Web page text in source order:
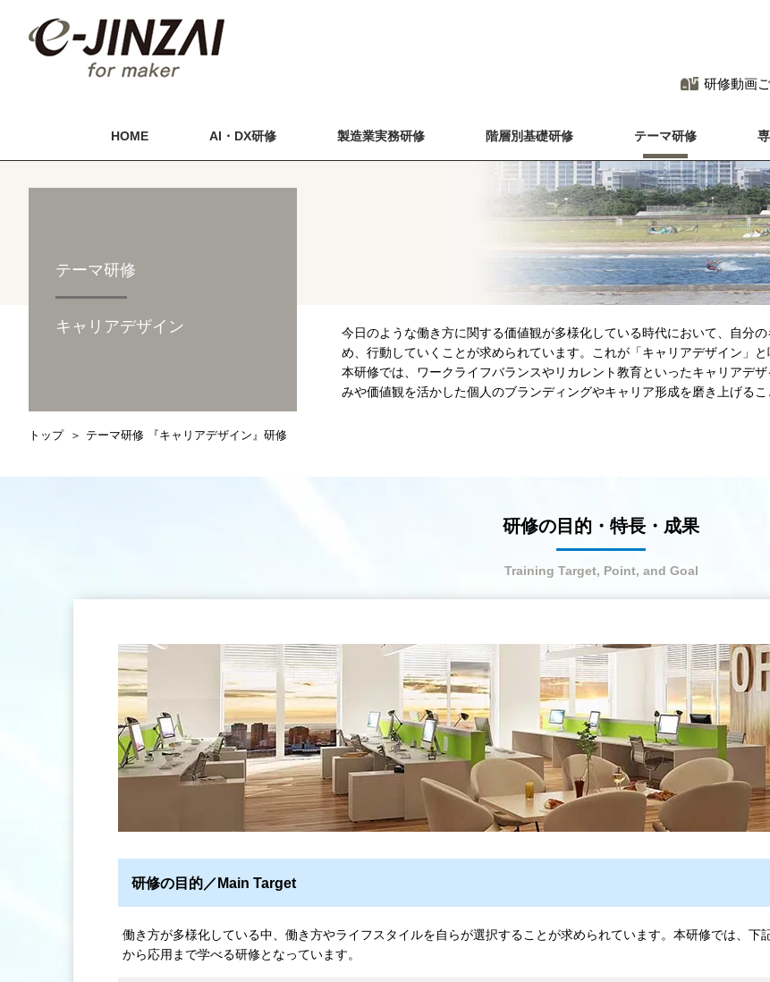
研修動画
HOME AI・DX研修 製造業実務研修 階層別基礎研修 テーマ研修
テーマ研修
キャリアデザイン
今日のような働き方に関する価値観が多様化している時代において、自分
め、行動していくことが求められています。これが「キャリアデザイン」と
本研修では、ワークライフバランスやリカレント教育といったキャリアデ
みや価値観を活かした個人のブランディングやキャリア形成を磨き上げるこ
トップ テーマ研修 『キャリアデザイン』研修
研修の目的・特長・成果
Training Target, Point, and Goal
研修の目的／Main Target
働き方が多様化している中、働き方やライフスタイルを自らが選択することが求められています。本研修では、
から応用まで学べる研修となっています。